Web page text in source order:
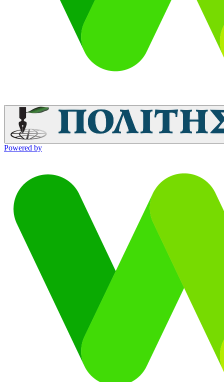
Powered by